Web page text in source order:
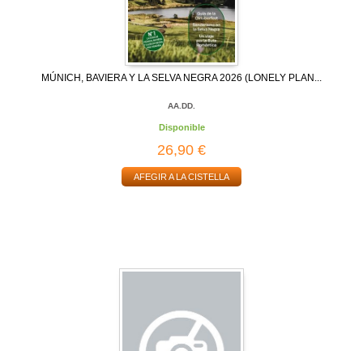
MÚNICH, BAVIERA Y LA SELVA NEGRA 2026 (LONELY PLAN...
AA.DD.
Disponible
26,90 €
AFEGIR A LA CISTELLA